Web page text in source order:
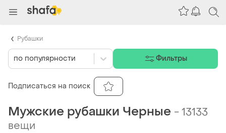
Мужские рубашки Черные -13133
вещи
по популярности Фильтры
Подписаться на поиск
Рубашки